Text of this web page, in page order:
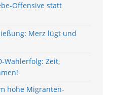
Offensive statt
Merz lügt und
Wahlerfolg: Zeit,
hohe Migranten-